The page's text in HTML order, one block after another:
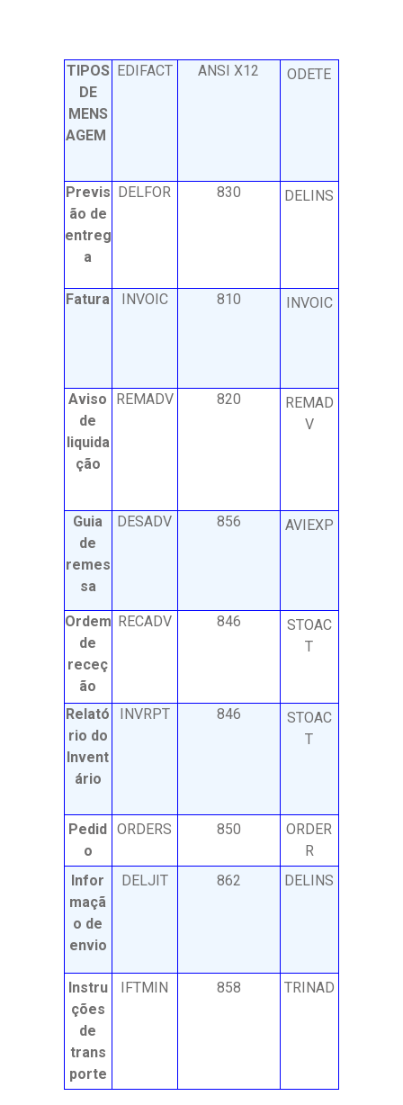
TIPOS
DE
MENS
AGEM
EDIFACT ANSI X12 ODETE
Previs
ão de
entreg
a
DELFOR 830 DELINS
Fatura INVOIC 810 INVOIC
Aviso
de
liquida
ção
REMADV 820
REMAD
V
Guia
de
remes
sa
DESADV 856 AVIEXP
Ordem
de
receç
ão
RECADV 846
STOAC
T
Relató
rio do
Invent
ário
INVRPT 846
STOAC
T
Pedid
o
ORDERS 850
ORDER
R
Infor
maçã
o de
envio
DELJIT 862 DELINS
Instru
ções
de
trans
porte
IFTMIN 858 TRINAD